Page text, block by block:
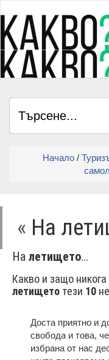
Начало/
« На
На летището...
Какво и защо
летището тези 10
Доста приятно и
свобода и това,
избрана от нас